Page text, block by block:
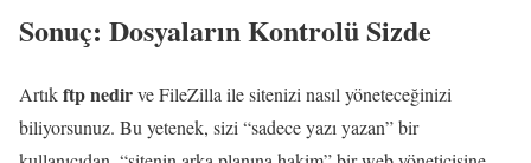
Sonuç: Dosyaların Kontrolü Sizde
Artıkftp nedirve FileZilla ile sitenizi nasıl yöneteceğinizi
biliyorsunuz. Bu yetenek, sizi “sadece yazı yazan” bir